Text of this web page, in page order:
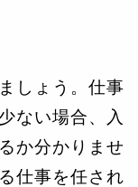
しょう。仕事
ない場合、入
か分かりませ
仕事を任され